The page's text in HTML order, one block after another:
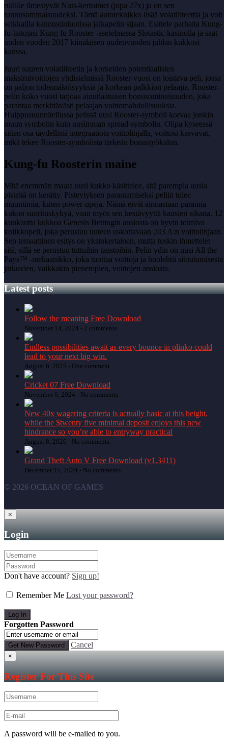
rullille ilmestyvät Nuts-kertoimet (jopa 27x) ja on sen
tunnusominaisuudeksi. Tämä autoteknikko lisää volatiliteettia ja voit
seikkailla kannustinluotissa jalkapelin sijaan. Esittele parhaita Kung-
fu-taitojasi Kung fu Rooster -asetelmassa Slotastic-kasinolla ja saat
uuden vuoden 2017 kiinalaisen uudenvuoden juhlan kukkosi
kanssa.
Juuri suuren volatiliteetin ja korkeiden potentiaalisten
maksimivoittojen yhdistelmissä Rooster-vuosi on loistava peli, jossa
on paljon todennäköisyyksiä ja korkean palkkion pelaajia. Rooster-
pelin koko vuosi tarjoaa ainutlaatuisen bonusominaisuuden, joka
parantaa merkittävästi pelaajan voittomahdollisuuksia.
Huippusuunnitellussa pelissä uusi Rooster-symboli korvaa jonkin
muun symbolin kuin uusimman spread-symbolin. Olipa kyseessä
sitten osa täydellistä integraatiota voittolinjalla, voittosi kasvavat,
mikä tekee Rooster-symbolista tärkeän bonustyökalun.
Kung-fu Roosterin maine
Mitä enemmän maata uusi kukko käsittelee, sitä parempia uusia
pisteitä on kerätty. Pisteytyksen parantamiseksi peliin tulee
muuntimia, kuten power-upeja. Nämä eivät ainoastaan ​​paranna
kukon suorituskykyä, vaan myös sen kestävyyttä kausien aikana. 12
kuukautta kukkoa Genesis Bettingin ansiosta on hyvin toimiva
kolikkopeli, joka perustuu uuteen uskottavaan 243 A:n voittolinjaan.
Sen temaattinen esitys on yksinkertainen, mutta tuskin ihmettelet
sitä, sillä se perustuu tuttuihin taustoihin. Pelin ydin on uusi All the
Pays™ -mekaanikko, joka tuottaa voittoja ja huolehtii sitoutumisesta
jatkuvien, vaikkakin pienempien, voittojen ansiosta.
Latest posts
Follow the meaning Free Download
November 14, 2024 - 2 comments
Endless possibilities await as every bounce in plinko could
lead to your next big win.
August 6, 2025 - One comment
Cricket 07 Free Download
November 6, 2024 - No comments
New 40x wagering criteria is actually basic at this height,
while the $twenty five minimal deposit enjoys this new
hindrance so you’re able to entryway practical
August 8, 2026 - No comments
Grand Theft Auto V Free Download (v1.3411)
December 15, 2024 - No comments
© 2026 OCEAN OF GAMES
×
Login
Don't have account? Sign up!
Remember Me Lost your password?
Forgotten Password
Cancel
×
Register For This Site
A password will be e-mailed to you.